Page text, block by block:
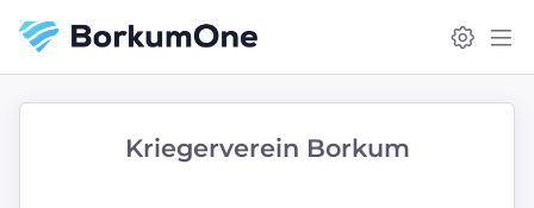
Kriegerverein Borkum